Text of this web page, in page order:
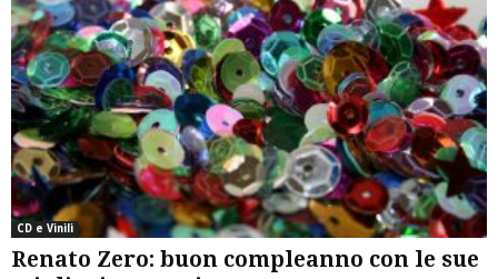
CD e Vinili
Renato Zero: buon compleanno con le sue